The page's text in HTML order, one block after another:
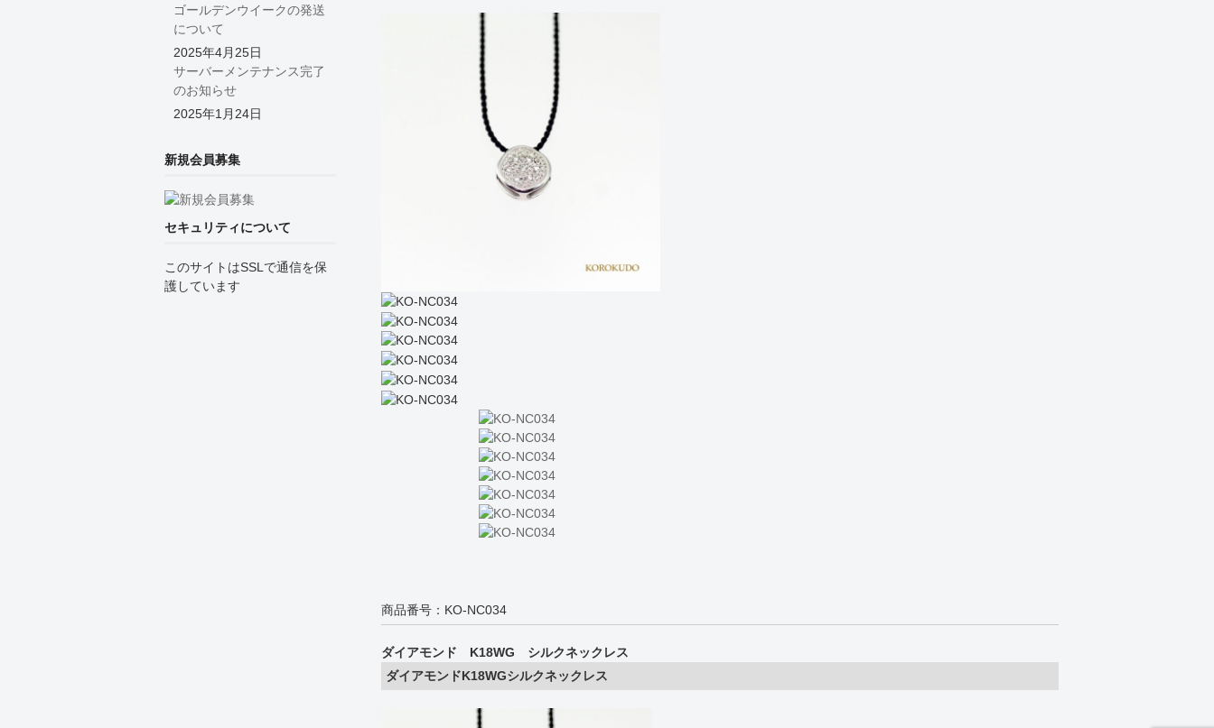
商品番号：KO-NC034
ダイアモンド K18WG シルクネックレス
ダイアモンドK18WGシルクネックレス
ゴールデンウイークの発送
について
2025年4月25日
サーバーメンテナンス完了
のお知らせ
2025年1月24日
新規会員募集
セキュリティについて
このサイトはSSLで通信を保
護しています